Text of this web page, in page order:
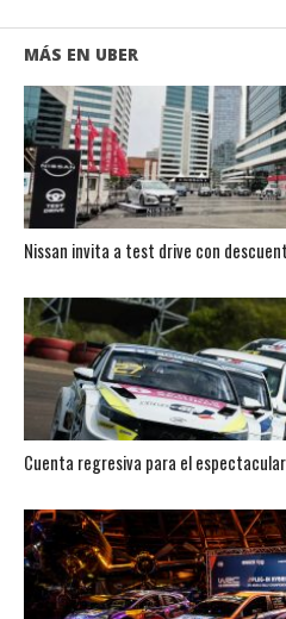
MÁS EN UBER
Nissan invita a test drive con
Cuenta regresiva para el